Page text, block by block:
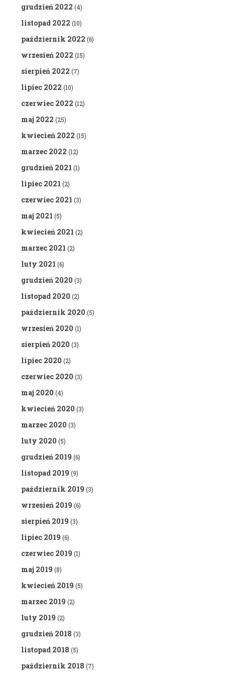
grudzień 2022 (4)
listopad 2022 (10)
październik 2022 (6)
wrzesień 2022 (15)
sierpień 2022 (7)
lipiec 2022 (10)
czerwiec 2022 (12)
maj 2022 (25)
kwiecień 2022 (15)
marzec 2022 (12)
grudzień 2021 (1)
lipiec 2021 (2)
czerwiec 2021 (3)
maj 2021 (5)
kwiecień 2021 (2)
marzec 2021 (2)
luty 2021 (6)
grudzień 2020 (3)
listopad 2020 (2)
październik 2020 (5)
wrzesień 2020 (1)
sierpień 2020 (3)
lipiec 2020 (2)
czerwiec 2020 (3)
maj 2020 (4)
kwiecień 2020 (3)
marzec 2020 (3)
luty 2020 (5)
grudzień 2019 (6)
listopad 2019 (9)
październik 2019 (3)
wrzesień 2019 (6)
sierpień 2019 (3)
lipiec 2019 (6)
czerwiec 2019 (1)
maj 2019 (8)
kwiecień 2019 (5)
marzec 2019 (2)
luty 2019 (2)
grudzień 2018 (3)
listopad 2018 (5)
październik 2018 (7)